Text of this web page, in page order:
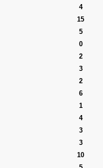
4
15
5
0
2
3
2
6
1
4
3
3
10